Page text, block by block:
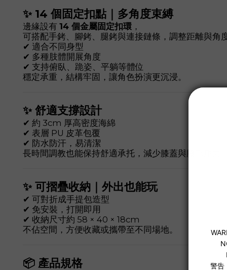
✨ 14 個固定扣點｜多角度束縛
邊緣設有 14 個金屬固定扣環 ，
可搭配手銬、腳銬、腿銬與連接鏈條，調整距離與角
✔ 適合不同身型
✔ 多種肢體開展角度
✔ 支持俯臥、跪姿、平躺等體位
穩定承重，結構牢固，讓角色扮演更沉浸。
✨ 舒適支撐設計
✔ 約 3cm 厚高密度海綿
✔ 表層 PU 皮革包覆
✔ 防水防汗，易清潔
長時間調教也能保持舒適承托，減少膝蓋與腰部壓力
✨ 可摺疊收納｜外出也能玩
✔ 可對折成手提包造型
✔ 免安裝，打開即用
✔ 收納尺寸約 58 × 40 × 18cm
不佔空間，方便收藏或攜帶至不同場地。
📦 產品規格